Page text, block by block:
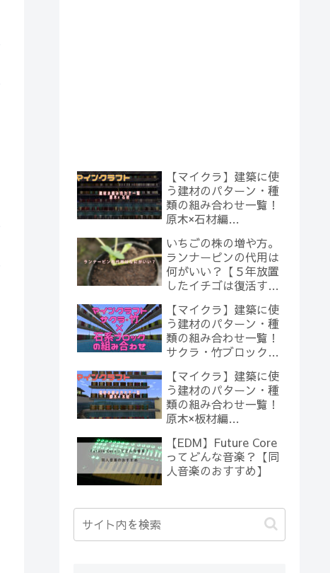
【マイクラ】建築に使
う建材のパターン・種
類の組み合わせ一覧！
原木×石材編
いちごの株の増や方。
ランナーピンの代用は
何がいい？【５年放置
したイチゴは復活する
【マイクラ】建築に使
う建材のパターン・種
類の組み合わせ一覧！
サクラ・竹ブロック×
【Minecraft】
【マイクラ】建築に使
う建材のパターン・種
類の組み合わせ一覧！
原木×板材編
【EDM】Future Core
ってどんな音楽？【同
人音楽のおすすめ】